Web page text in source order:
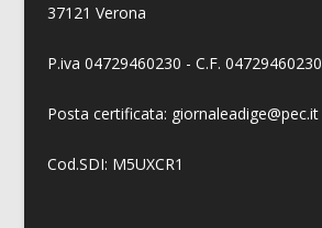
37121 Verona
P.iva 04729460230 - C.F. 04729460230
Posta certificata: giornaleadige@pec.it
Cod.SDI: M5UXCR1